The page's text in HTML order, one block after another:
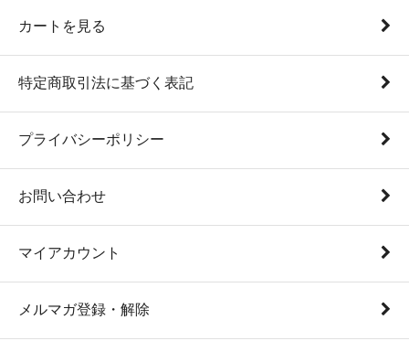
カートを見る
特定商取引法に基づく表記
プライバシーポリシー
お問い合わせ
マイアカウント
メルマガ登録・解除